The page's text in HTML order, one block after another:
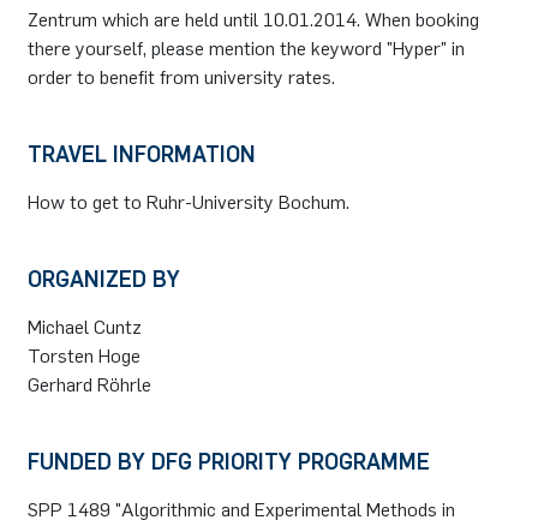
Zentrum which are held until 10.01.2014. When booking
there yourself, please mention the keyword "Hyper" in
order to benefit from university rates.
TRAVEL INFORMATION
How to get to Ruhr-University Bochum.
ORGANIZED BY
Michael Cuntz
Torsten Hoge
Gerhard Röhrle
FUNDED BY DFG PRIORITY PROGRAMME
SPP 1489 "Algorithmic and Experimental Methods in